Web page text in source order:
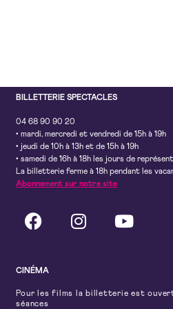
BILLETTERIE SPECTACLES
04 68 90 90 20
• mardi, mercredi et vendredi de 15h à 19h
• jeudi de 10h à 13h et de 15h à 19h
• samedi de 16h à 18h les jours de
La billetterie ferme à 18h pendant les
Abonnement sur notre site
CINÉMA
Pour les films la billetterie est
séances